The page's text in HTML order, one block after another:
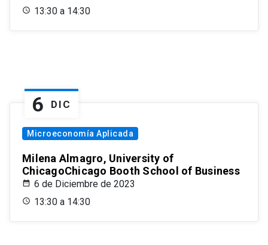
13:30 a 14:30
6 DIC
Microeconomía Aplicada
Milena Almagro, University of
ChicagoChicago Booth School of Business
6 de Diciembre de 2023
13:30 a 14:30